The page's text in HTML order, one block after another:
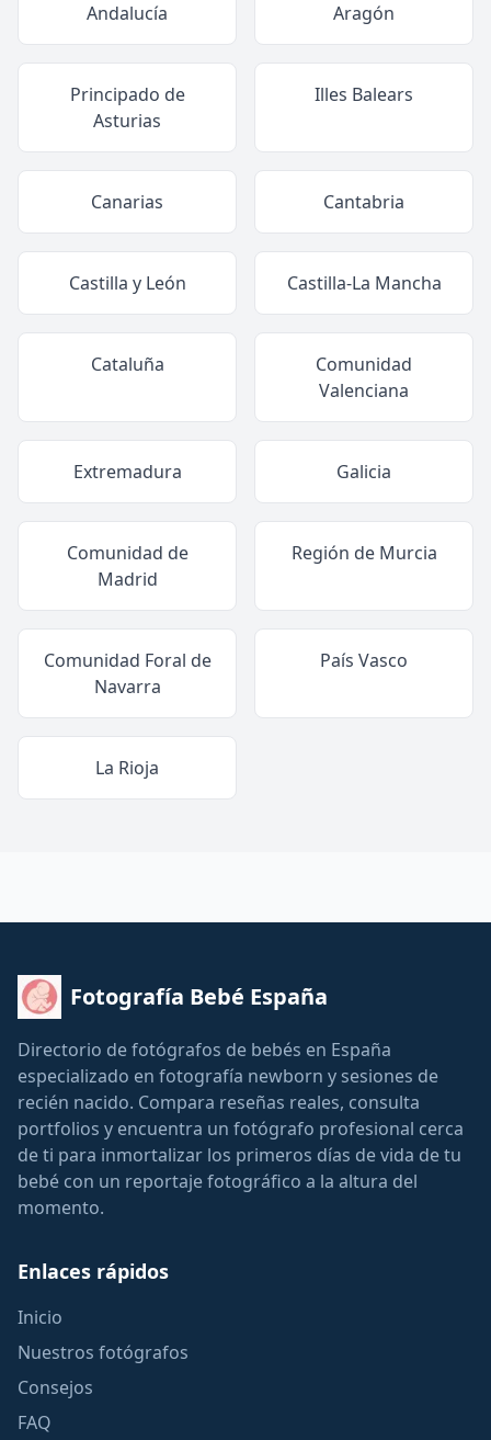
Andalucía Aragón
Principado de
Asturias
Illes Balears
Canarias Cantabria
Castilla y León Castilla-La Mancha
Cataluña
Comunidad
Valenciana
Extremadura Galicia
Comunidad de
Madrid
Región de Murcia
Comunidad Foral de
Navarra
País Vasco
La Rioja
Fotografía Bebé España
Directorio de fotógrafos de bebés en España
especializado en fotografía newborn y sesiones de
recién nacido. Compara reseñas reales, consulta
portfolios y encuentra un fotógrafo profesional cerca
de ti para inmortalizar los primeros días de vida de tu
bebé con un reportaje fotográfico a la altura del
momento.
Enlaces rápidos
Inicio
Nuestros fotógrafos
Consejos
FAQ